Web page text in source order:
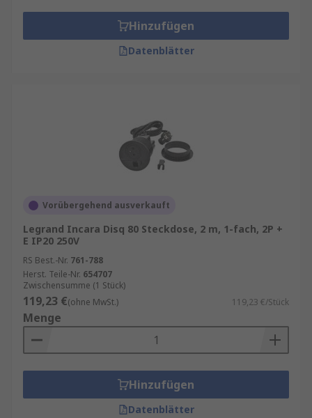
Hinzufügen
Datenblätter
Vorübergehend ausverkauft
Legrand Incara Disq 80 Steckdose, 2 m, 1-fach, 2P +
E IP20 250V
RS Best.-Nr. 761-788
Herst. Teile-Nr. 654707
Zwischensumme (1 Stück)
119,23 €(ohne MwSt.) 119,23 €/Stück
Menge
Hinzufügen
Datenblätter